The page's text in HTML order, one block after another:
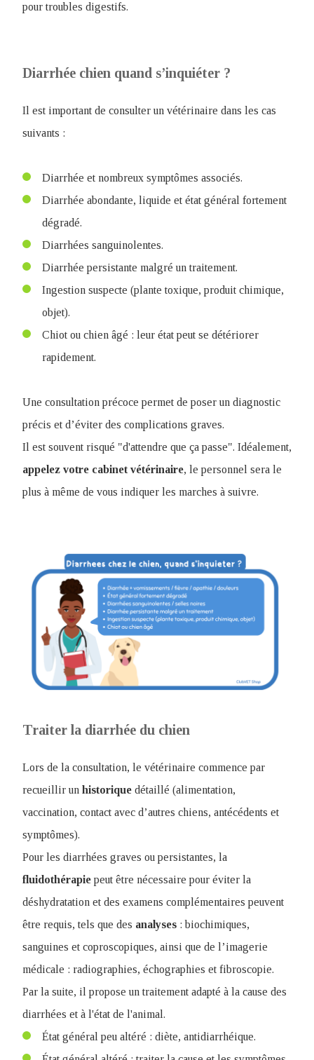
pour troubles digestifs.
Diarrhée chien quand s’inquiéter ?
Il est important de consulter un vétérinaire dans les cas
suivants :
Diarrhée et nombreux symptômes associés.
Diarrhée abondante, liquide et état général fortement
dégradé.
Diarrhées sanguinolentes.
Diarrhée persistante malgré un traitement.
Ingestion suspecte (plante toxique, produit chimique,
objet).
Chiot ou chien âgé : leur état peut se détériorer
rapidement.
Une consultation précoce permet de poser un diagnostic
précis et d’éviter des complications graves.
Il est souvent risqué "d'attendre que ça passe". Idéalement,
appelez votre cabinet vétérinaire, le personnel sera le
plus à même de vous indiquer les marches à suivre.
Traiter la diarrhée du chien
Lors de la consultation, le vétérinaire commence par
recueillir un historique détaillé (alimentation,
vaccination, contact avec d’autres chiens, antécédents et
symptômes).
Pour les diarrhées graves ou persistantes, la
fluidothérapie peut être nécessaire pour éviter la
déshydratation et des examens complémentaires peuvent
être requis, tels que des analyses : biochimiques,
sanguines et coproscopiques, ainsi que de l’imagerie
médicale : radiographies, échographies et fibroscopie.
Par la suite, il propose un traitement adapté à la cause des
diarrhées et à l'état de l'animal.
État général peu altéré : diète, antidiarrhéique.